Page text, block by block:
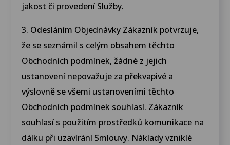
jakost či provedení Služby.
3. Odesláním Objednávky Zákazník potvrzuje,
že se seznámil s celým obsahem těchto
Obchodních podmínek, žádné z jejich
ustanovení nepovažuje za překvapivé a
výslovně se všemi ustanoveními těchto
Obchodních podmínek souhlasí. Zákazník
souhlasí s použitím prostředků komunikace na
dálku při uzavírání Smlouvy. Náklady vzniklé